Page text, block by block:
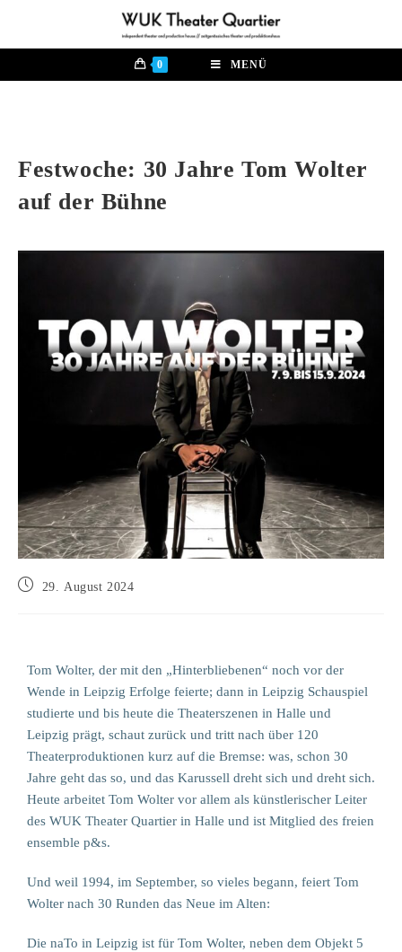
0 MENÜ
Festwoche: 30 Jahre Tom Wolter
auf der Bühne
29. August 2024
Tom Wolter, der mit den „Hinterbliebenen“ noch vor der
Wende in Leipzig Erfolge feierte; dann in Leipzig Schauspiel
studierte und bis heute die Theaterszenen in Halle und
Leipzig prägt, schaut zurück und tritt nach über 120
Theaterproduktionen kurz auf die Bremse: was, schon 30
Jahre geht das so, und das Karussell dreht sich und dreht sich.
Heute arbeitet Tom Wolter vor allem als künstlerischer Leiter
des WUK Theater Quartier in Halle und ist Mitglied des freien
ensemble p&s.
Und weil 1994, im September, so vieles begann, feiert Tom
Wolter nach 30 Runden das Neue im Alten:
Die naTo in Leipzig ist für Tom Wolter, neben dem Objekt 5